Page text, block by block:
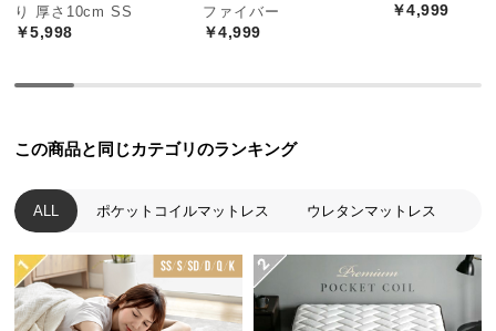
中
型
品
送
に
つ
い
て
小
り 厚さ10cm SS
￥5,998
ファイバー
￥4,999
￥4,999
この商品と同じカテゴリのランキング
ALL ポケットコイルマットレス ウレタンマットレス